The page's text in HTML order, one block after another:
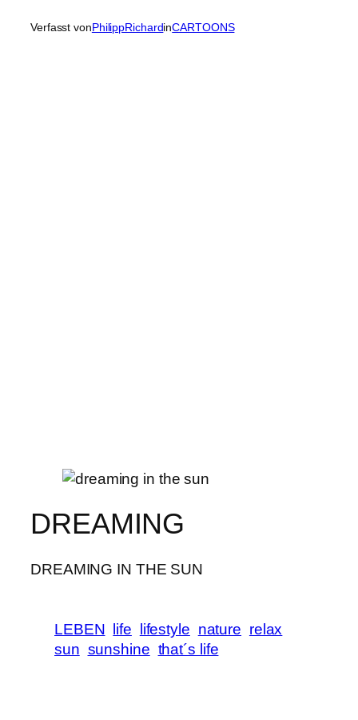
Verfasst vonPhilippRichardinCARTOONS
DREAMING
DREAMING IN THE SUN
LEBEN life lifestyle nature relax
sun sunshine that´s life